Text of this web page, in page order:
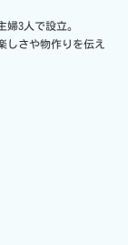
3人で設立。
しさや物作りを伝え